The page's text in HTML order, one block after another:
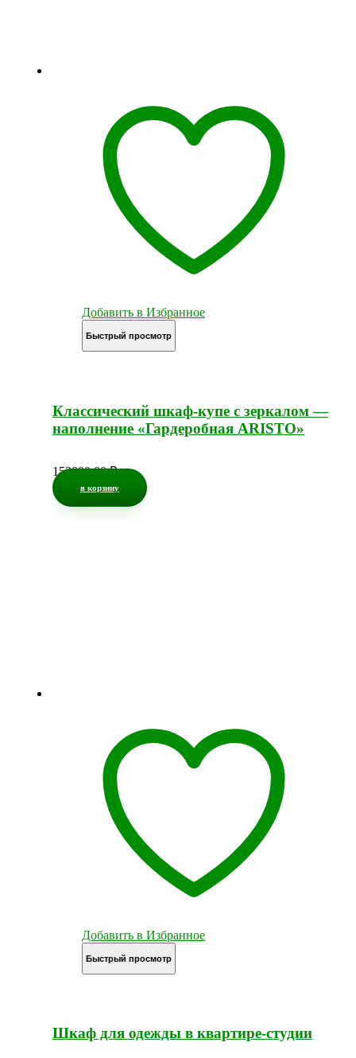
Добавить в Избранное
Быстрый просмотр
Классический шкаф-купе с зеркалом —
наполнение «Гардеробная ARISTO»
153000,00₽
в корзину
Добавить в Избранное
Быстрый просмотр
Шкаф для одежды в квартире-студии